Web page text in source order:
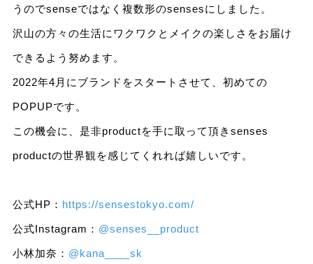
うのでsenseではなく複数形のsensesにしました。
沢山の方々の生活にワクワクとメイクの楽しさをお届け
できるよう努めます。
2022年4月にブランドをスタートさせて、初めての
POPUPです。
この機会に、是非productを手に取って頂きsenses
productの世界観を感じてくれれば嬉しいです。
公式HP： https://sensestokyo.com/
公式Instagram： @senses__product
小林加奈： @kana____sk